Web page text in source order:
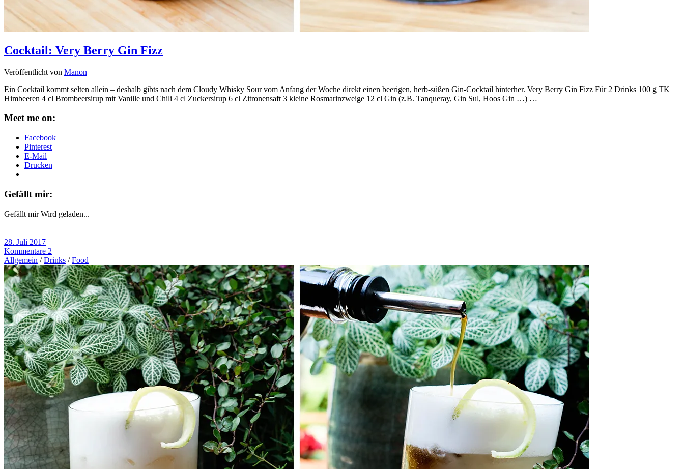
Cocktail: Very Berry Gin Fizz
Veröffentlicht von Manon
Ein Cocktail kommt selten allein – deshalb gibts nach dem Cloudy Whisky Sour vom Anfang der Woche direkt einen beerigen, herb-süßen Gin-Cocktail hinterher. Very Berry Gin Fizz Für 2 Drinks 100 g TK
Himbeeren 4 cl Brombeersirup mit Vanille und Chili 4 cl Zuckersirup 6 cl Zitronensaft 3 kleine Rosmarinzweige 12 cl Gin (z.B. Tanqueray, Gin Sul, Hoos Gin …) …
Meet me on:
Facebook
Pinterest
E-Mail
Drucken
Gefällt mir:
Gefällt mir Wird geladen...
28. Juli 2017
Kommentare 2
Allgemein /Drinks /Food